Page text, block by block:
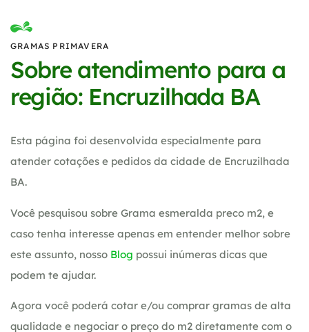
GRAMAS PRIMAVERA
Sobre atendimento para a
região: Encruzilhada BA
Esta página foi desenvolvida especialmente para
atender cotações e pedidos da cidade de Encruzilhada
BA.
Você pesquisou sobre Grama esmeralda preco m2, e
caso tenha interesse apenas em entender melhor sobre
este assunto, nosso Blog possui inúmeras dicas que
podem te ajudar.
Agora você poderá cotar e/ou comprar gramas de alta
qualidade e negociar o preço do m2 diretamente com o